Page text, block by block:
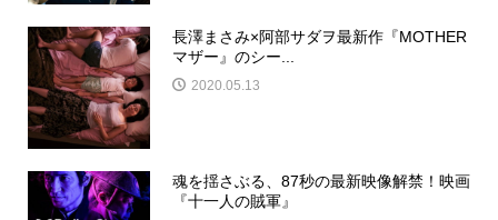
長澤まさみ×阿部サダヲ最新作『MOTHER
マザー』のシー...
2020.05.13
魂を揺さぶる、87秒の最新映像解禁！映画
『十一人の賊軍』